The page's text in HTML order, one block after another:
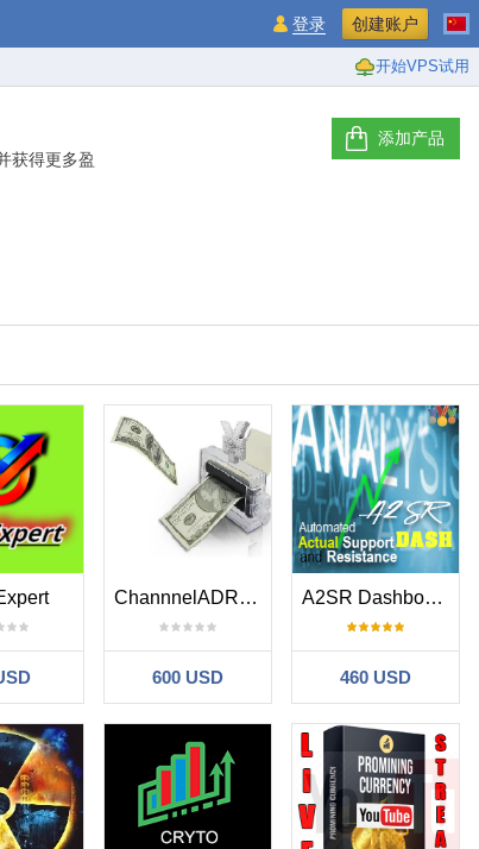
开始VPS试用
登录 创建账户
获得更多盈
添加产品
ChannnelADRPro
600 USD
A2SR Dashboard
460 USD